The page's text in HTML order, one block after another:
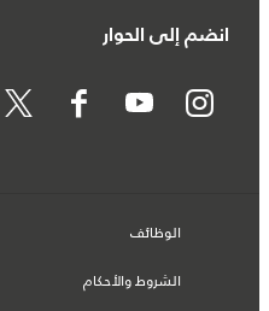
انضم إلى الحوار
الوظائف
الشروط والأحكام